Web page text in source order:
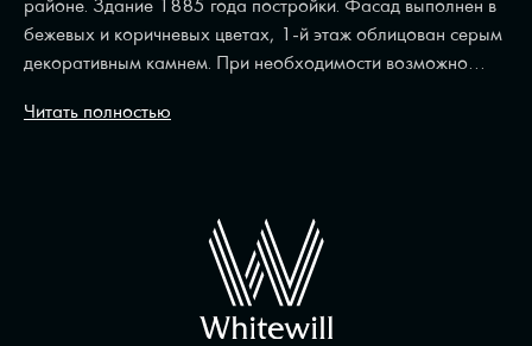
бежевых и коричневых цветах, 1-й этаж облицован серым
декоративным камнем. При необходимости возможно
планировка и отсутствие отделки позволяют обустроить
Помещения подходят для арендного бизнеса, размещения
шоу-рума и ресторана.
Читать полностью